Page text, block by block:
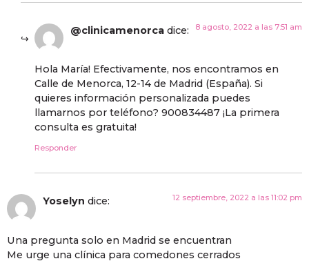
@clinicamenorca dice: 8 agosto, 2022 a las 7:51 am
Hola María! Efectivamente, nos encontramos en
Calle de Menorca, 12-14 de Madrid (España). Si
quieres información personalizada puedes
llamarnos por teléfono? 900834487 ¡La primera
consulta es gratuita!
Responder
Yoselyn dice: 12 septiembre, 2022 a las 11:02 pm
Una pregunta solo en Madrid se encuentran
Me urge una clínica para comedones cerrados